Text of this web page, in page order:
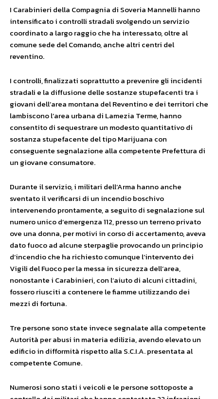
I Carabinieri della Compagnia di Soveria Mannelli hanno
intensificato i controlli stradali svolgendo un servizio
coordinato a largo raggio che ha interessato, oltre al
comune sede del Comando, anche altri centri del
reventino.
I controlli, finalizzati soprattutto a prevenire gli incidenti
stradali e la diffusione delle sostanze stupefacenti tra i
giovani dell’area montana del Reventino e dei territori che
lambiscono l’area urbana di Lamezia Terme, hanno
consentito di sequestrare un modesto quantitativo di
sostanza stupefacente del tipo Marijuana con
conseguente segnalazione alla competente Prefettura di
un giovane consumatore.
Durante il servizio, i militari dell’Arma hanno anche
sventato il verificarsi di un incendio boschivo
intervenendo prontamente, a seguito di segnalazione sul
numero unico d’emergenza 112, presso un terreno privato
ove una donna, per motivi in corso di accertamento, aveva
dato fuoco ad alcune sterpaglie provocando un principio
d’incendio che ha richiesto comunque l’intervento dei
Vigili del Fuoco per la messa in sicurezza dell’area,
nonostante i Carabinieri, con l’aiuto di alcuni cittadini,
fossero riusciti a contenere le fiamme utilizzando dei
mezzi di fortuna.
Tre persone sono state invece segnalate alla competente
Autorità per abusi in materia edilizia, avendo elevato un
edificio in difformità rispetto alla S.C.I.A. presentata al
competente Comune.
Numerosi sono stati i veicoli e le persone sottoposte a